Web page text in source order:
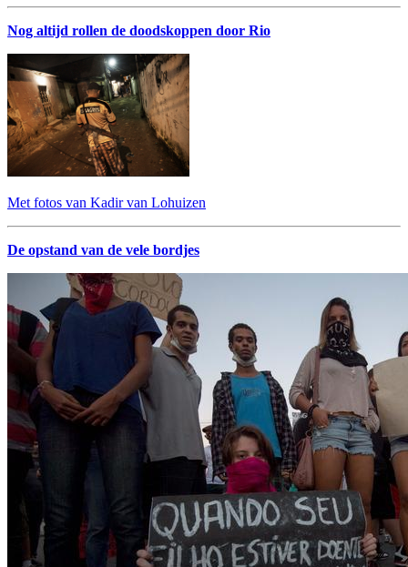
Nog altijd rollen de doodskoppen door Rio
Met fotos van Kadir van Lohuizen
De opstand van de vele bordjes